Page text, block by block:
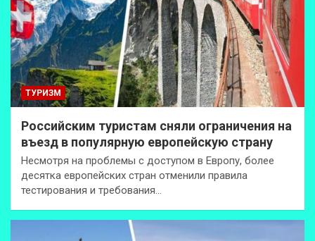
ТУРИЗМ
Российским туристам сняли ограничения на
въезд в популярную европейскую страну
Несмотря на проблемы с доступом в Европу, более
десятка европейских стран отменили правила
тестирования и требования…